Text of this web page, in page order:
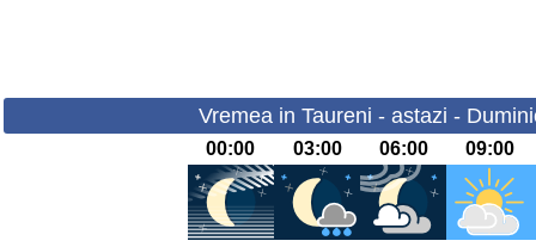
Vremea in Taureni - astazi -
00:00 03:00 06:00 09:00